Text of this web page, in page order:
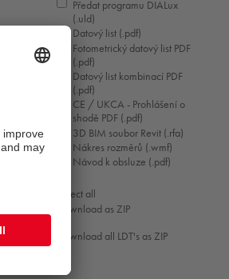
Předat programu DIALux
(.uld)
Datový list (.pdf)
Fotometrický datový list PDF
(.pdf)
Datový list kombinací PDF
(.pdf)
CE / UKCA - Prohlášení o
shodě PDF (.pdf)
3D BIM soubor Revit (.rfa)
Nákres rozměrů (.wmf)
Návod k obsluze (.pdf)
Select all
Download as ZIP
Download all LDT's as ZIP